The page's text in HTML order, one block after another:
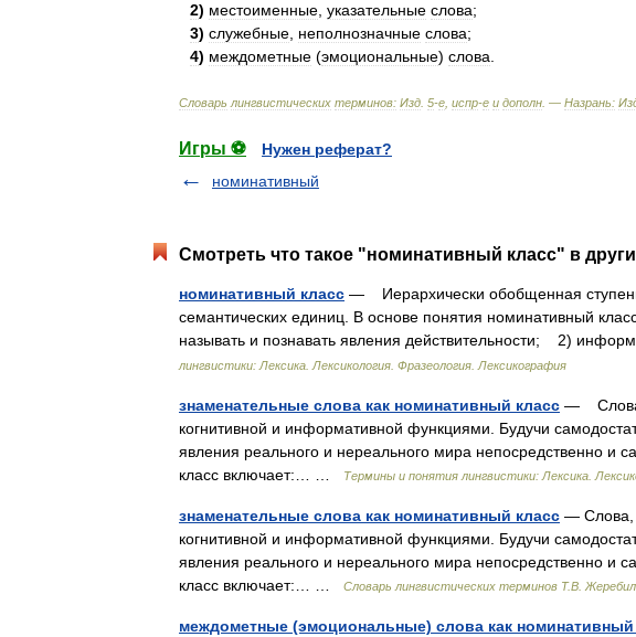
2) местоименные указательные слова;
3) служебные неполнозначные слова;
4) междометные (эмоциональные) слова
Словарь лингвистических терминов: Изд 5-е испр-е и дополн . — Назрань:
Игры ⚽
Нужен реферат?
номинативный
Смотреть что такое "номинативный класс" в
номинативный класс — Иерархически обобщенная ступень
семантических единиц. В основе понятия номинативный
называть и познавать явления действительности; 2)
лингвистики: Лексика. Лексикология. Фразеология. Лексикография
знаменательные слова как номинативный класс — Слова,
когнитивной и информативной функциями. Будучи
явления реального и нереального мира непосредственно и
класс включает:… …
Термины и понятия лингвистики: Лексика.
знаменательные слова как номинативный класс — Слова,
когнитивной и информативной функциями. Будучи
явления реального и нереального мира непосредственно и
класс включает:… …
Словарь лингвистических терминов Т.В.
междометные (эмоциональные) слова как номинативный